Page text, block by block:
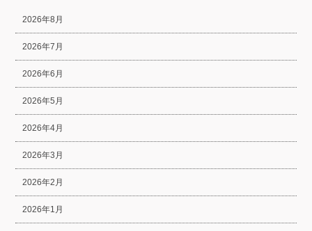
2026年8月
2026年7月
2026年6月
2026年5月
2026年4月
2026年3月
2026年2月
2026年1月